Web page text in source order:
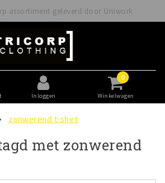
assortiment geleverd door Uniwork
Inloggen
0
Winkelwagen
zonwerend t-shirt
met zonwerend